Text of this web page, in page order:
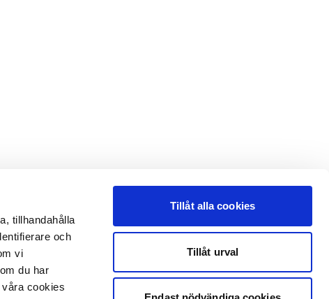
tillhandahålla
och
vi
du har
cookies
Tillåt alla cookies
Tillåt urval